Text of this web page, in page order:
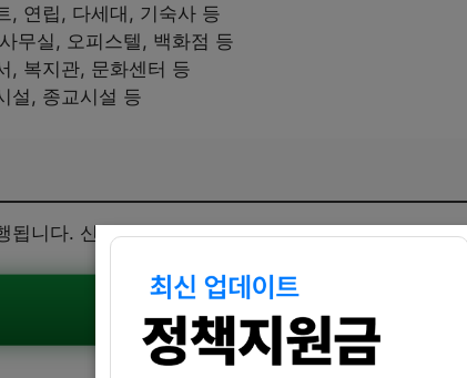
, 연립, 다세대, 기숙사 등
무실, 오피스텔, 백화점 등
, 복지관, 문화센터 등
설, 종교시설 등
됩니다. 신청을 원하는 분들은 아래 신청기한 내에 늦
공식공고 확인하기